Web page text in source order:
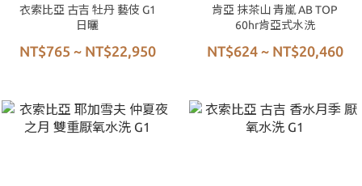
衣索比亞 古吉 牡丹 藝伎 G1
日曬
NT$765 ~ NT$22,950
肯亞 抹茶山 青嵐 AB TOP
60hr肯亞式水洗
NT$624 ~ NT$20,460